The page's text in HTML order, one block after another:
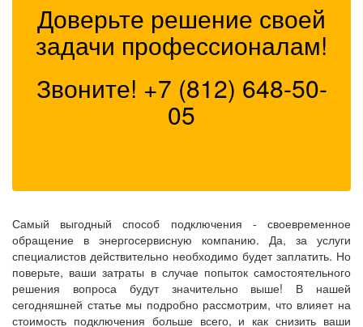
Доверьте решение своей
задачи профессионалам!
Звоните! +7 (812) 648-50-
05
Самый выгодный способ подключения - своевременное
обращение в энергосервисную компанию. Да, за услуги
специалистов действительно необходимо будет заплатить. Но
поверьте, ваши затраты в случае попыток самостоятельного
решения вопроса будут значительно выше! В нашей
сегодняшней статье мы подробно рассмотрим, что влияет на
стоимость подключения больше всего, и как снизить ваши